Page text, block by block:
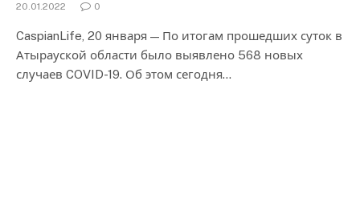
20.01.2022 0
CaspianLife, 20 января — По итогам прошедших суток в
Атырауской области было выявлено 568 новых
случаев COVID-19. Об этом сегодня…